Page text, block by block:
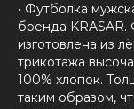
• Футболка
бренда KRASAR.
изготовлена из
трикотажа
100% хлопок.
таким образом,